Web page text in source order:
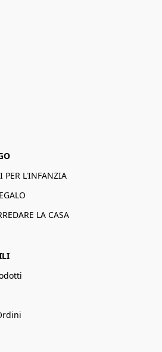
PER L'INFANZIA
LA CASA